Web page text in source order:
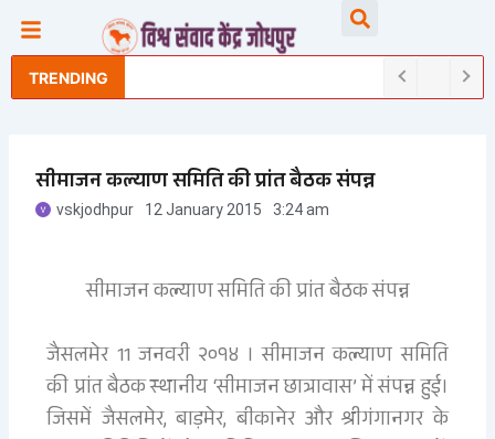
TRENDING
सीमाजन कल्याण समिति की प्रांत बैठक संपन्न
vskjodhpur 12 January 2015 3:24 am
सीमाजन कल्याण समिति की प्रांत बैठक संपन्न
जैसलमेर 11 जनवरी २०१४ । सीमाजन कल्याण समिति
की प्रांत बैठक स्थानीय ‘सीमाजन छात्रावास’ में संपन्न हुई।
जिसमें जैसलमेर, बाड़मेर, बीकानेर और श्रीगंगानगर के